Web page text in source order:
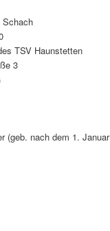
Schach
TSV Haunstetten
3
(geb. nach dem 1.